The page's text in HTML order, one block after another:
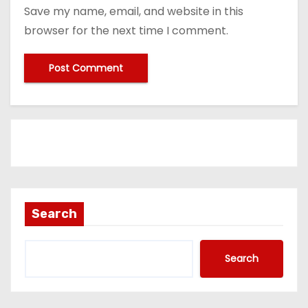
Save my name, email, and website in this
browser for the next time I comment.
Search
Search